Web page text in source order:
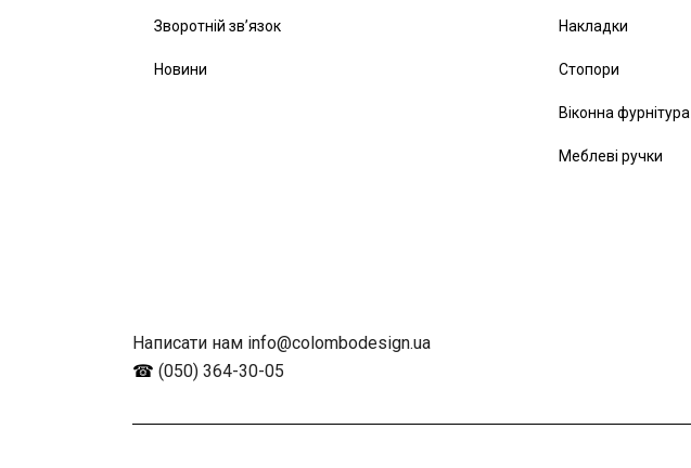
Зворотній зв’язок
Новини
Накладки
Стопори
Віконна фурнітура
Меблеві ручки
Написати нам info@colombodesign.ua
☎ (050) 364-30-05